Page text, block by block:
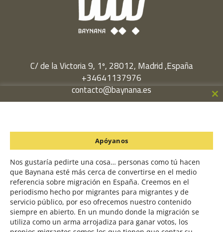
C/ de la Victoria 9, 1º, 28012, Madrid ,España
+34641137976
contacto@baynana.es
Política de Privacidad
Política de Cookies
Un proyecto en colaboración con
Utilizamos cookies para ofrecerte la mejor experiencia en nuestra
Nos gustaría pedirte una cosa… personas como tú hacen
que Baynana esté más cerca de convertirse en el medio
referencia sobre migración en España. Creemos en el
periodismo hecho por migrantes para migrantes y de
servicio público, por eso ofrecemos nuestro contenido
siempre en abierto. En un mundo donde la migración se
utiliza como un arma arrojadiza para ganar votos, los
Apóyanos